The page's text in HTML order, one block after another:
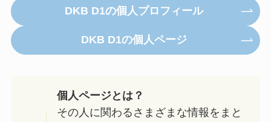
DKB D1の個人プロフィール
DKB D1の個人ページ
個人ページとは？
その人に関わるさまざまな情報をまと